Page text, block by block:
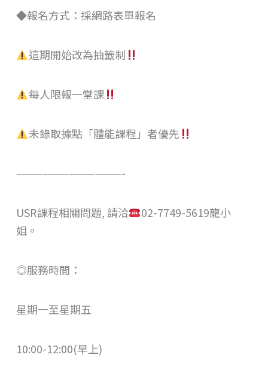
◆報名方式：採網路表單報名
這期開始改為抽籤制
每人限報一堂課
未錄取據點「體能課程」者優先
————————————-
USR課程相關問題, 請洽
02-7749-5619龍小
姐。
◎服務時間：
星期一至星期五
10:00-12:00(早上)